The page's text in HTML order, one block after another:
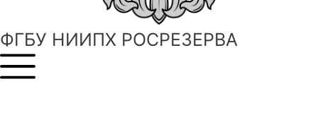
ФГБУ НИИПХ РОСРЕЗЕРВА